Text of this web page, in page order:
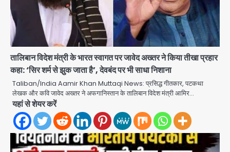
तालिबान विदेश मंत्री के भारत स्वागत पर जावेद अख्तर ने किया तीखा प्रहार
कहा: ‘सिर शर्म से झुक जाता है’, देवबंद पर भी साधा निशाना
Taliban/India Aamir Khan Muttaqi News: प्रसिद्ध गीतकार, पटकथा
लेखक और कवि जावेद अख्तर ने अफगानिस्तान के तालिबान विदेश मंत्री आमिर…
यहां से शेयर करें